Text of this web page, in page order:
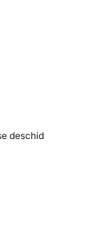
deschid